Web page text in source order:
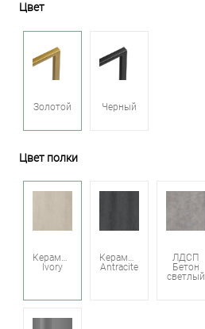
Цвет
Золотой Черный
Цвет полки
Керамика
Ivory
Керамика
Antracite
ЛДСП
Бетон
светлый